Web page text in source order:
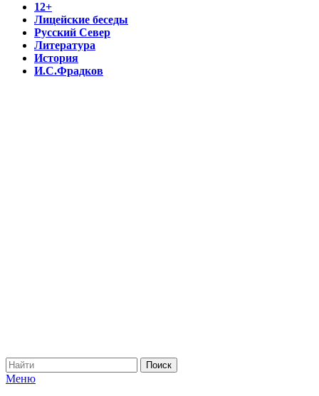
12+
Лицейские беседы
Русский Север
Литература
История
И.С.Фрадков
Меню